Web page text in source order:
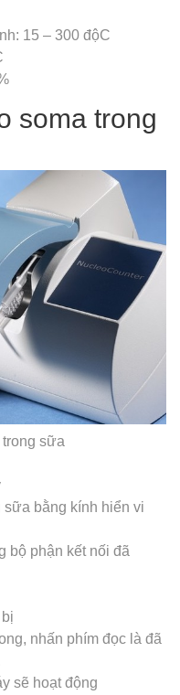
15 – 300 độC
soma trong
sữa
bằng kính hiển vi
bộ phận kết nối đã
nhấn phím đọc là đã
sẽ hoạt động